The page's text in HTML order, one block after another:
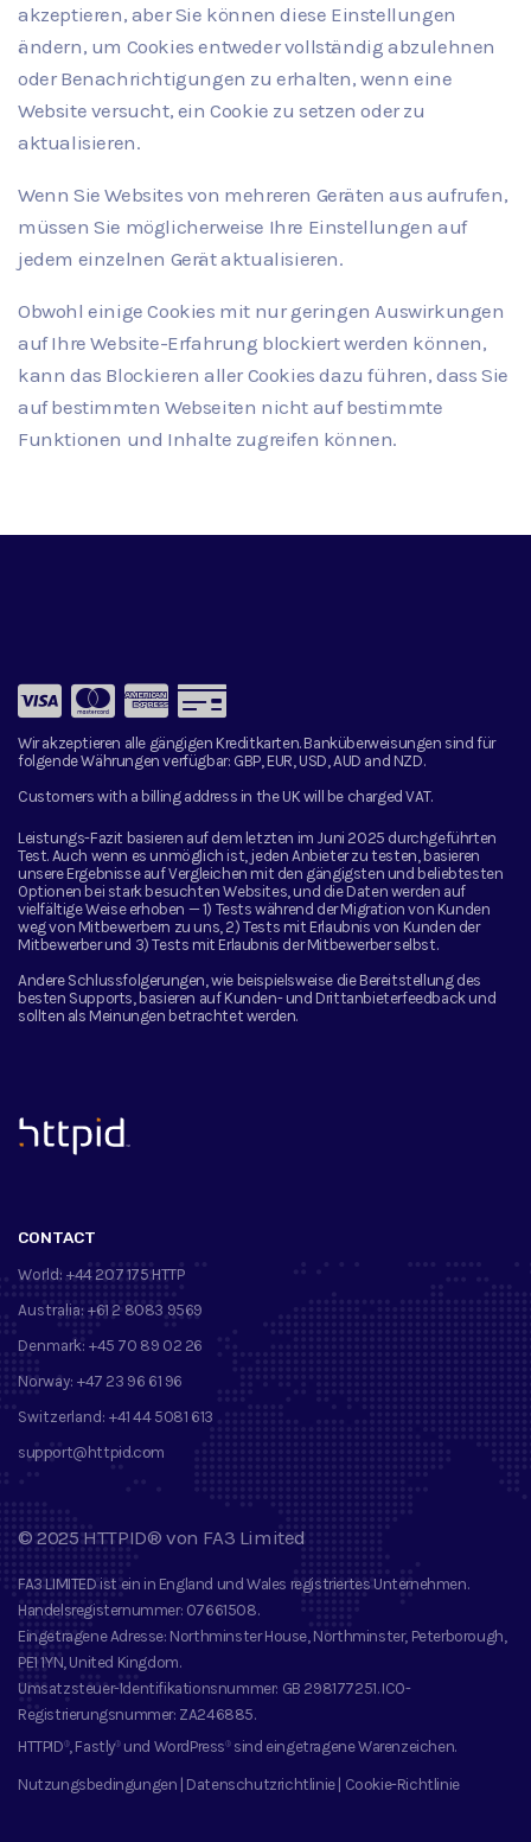
akzeptieren, aber Sie können diese Einstellungen
ändern, um Cookies entweder vollständig abzulehnen
oder Benachrichtigungen zu erhalten, wenn eine
Website versucht, ein Cookie zu setzen oder zu
aktualisieren.
Wenn Sie Websites von mehreren Geräten aus aufrufen,
müssen Sie möglicherweise Ihre Einstellungen auf
jedem einzelnen Gerät aktualisieren.
Obwohl einige Cookies mit nur geringen Auswirkungen
auf Ihre Website-Erfahrung blockiert werden können,
kann das Blockieren aller Cookies dazu führen, dass Sie
auf bestimmten Webseiten nicht auf bestimmte
Funktionen und Inhalte zugreifen können.
Wir akzeptieren alle gängigen Kreditkarten. Banküberweisungen sind für
folgende Währungen verfügbar: GBP, EUR, USD, AUD and NZD.
Customers with a billing address in the UK will be charged VAT.
Leistungs-Fazit basieren auf dem letzten im Juni 2025 durchgeführten
Test. Auch wenn es unmöglich ist, jeden Anbieter zu testen, basieren
unsere Ergebnisse auf Vergleichen mit den gängigsten und beliebtesten
Optionen bei stark besuchten Websites, und die Daten werden auf
vielfältige Weise erhoben — 1) Tests während der Migration von Kunden
weg von Mitbewerbern zu uns, 2) Tests mit Erlaubnis von Kunden der
Mitbewerber und 3) Tests mit Erlaubnis der Mitbewerber selbst.
Andere Schlussfolgerungen, wie beispielsweise die Bereitstellung des
besten Supports, basieren auf Kunden- und Drittanbieterfeedback und
sollten als Meinungen betrachtet werden.
™
CONTACT
World: +44 207 175 HTTP
Australia: +61 2 8083 9569
Denmark: +45 70 89 02 26
Norway: +47 23 96 61 96
Switzerland: +41 44 5081 613
support@httpid.com
©2025 HTTPID®von FA3 Limited
FA3 LIMITEDist ein in England und Wales registriertes Unternehmen.
Handelsregisternummer: 07661508.
Eingetragene Adresse: Northminster House, Northminster, Peterborough,
PE1 1YN, United Kingdom.
Umsatzsteuer-Identifikationsnummer: GB 298177251. ICO-
Registrierungsnummer: ZA246885.
HTTPID®, Fastly® und WordPress® sind eingetragene Warenzeichen.
Nutzungsbedingungen | Datenschutzrichtlinie| Cookie-Richtlinie